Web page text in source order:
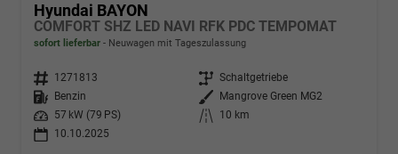
Hyundai BAYON
COMFORT SHZ LED NAVI RFK PDC TEMPOMAT
sofort lieferbar Neuwagen mit Tageszulassung
Fahrzeugnr. 1271813 Getriebe Schaltgetriebe
Kraftstoff
Benzin Außenfarbe
Mangrove Green MG2
Leistung
57 kW (79 PS) Kilometerstand
10 km
10.10.2025